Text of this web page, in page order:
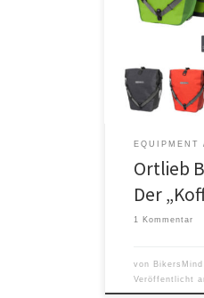
Die Ortlieb
für den
EQUIPMENT
Ortlieb
Der
1 Kommentar
von BikersMind
Veröffentlicht